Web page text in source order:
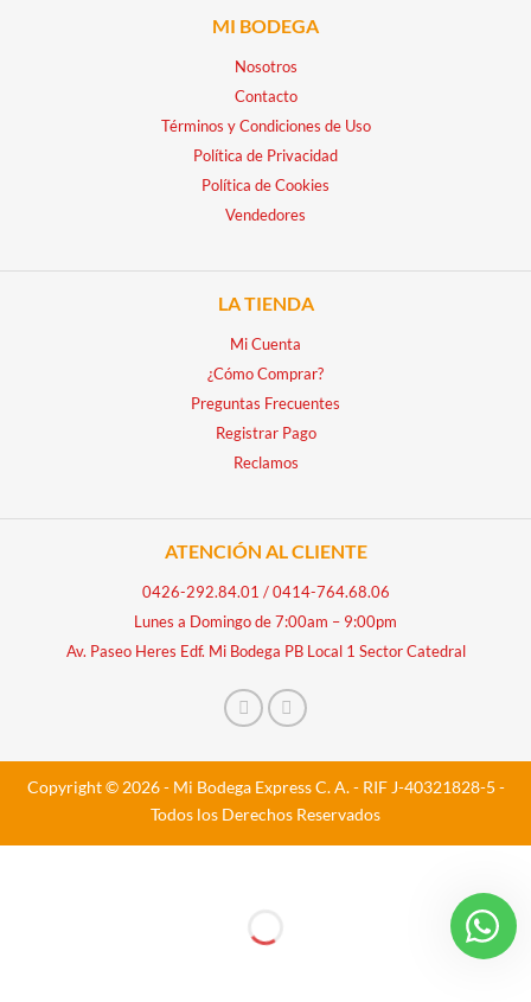
MI BODEGA
Nosotros
Contacto
Términos y Condiciones de Uso
Política de Privacidad
Política de Cookies
Vendedores
LA TIENDA
Mi Cuenta
¿Cómo Comprar?
Preguntas Frecuentes
Registrar Pago
Reclamos
ATENCIÓN AL CLIENTE
0426-292.84.01 /0414-764.68.06
Lunes a Domingo de 7:00am – 9:00pm
Av. Paseo Heres Edf. Mi Bodega PB Local 1 Sector Catedral
Copyright © 2026 - Mi Bodega Express C. A. - RIF J-40321828-5 -
Todos los Derechos Reservados